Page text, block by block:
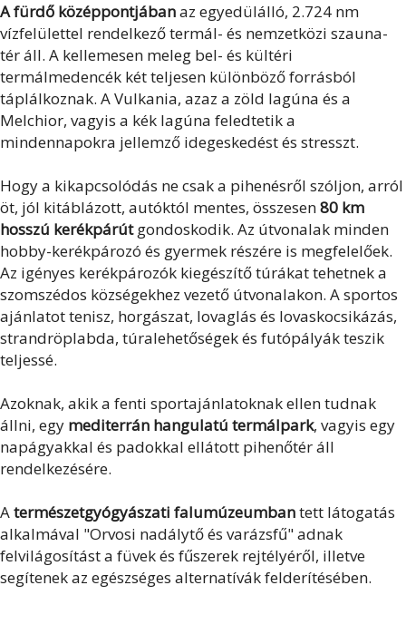
A fürdő középpontjábanaz egyedülálló, 2.724 nm
vízfelülettel rendelkező termál- és nemzetközi szauna-
tér áll. A kellemesen meleg bel- és kültéri
termálmedencék két teljesen különböző forrásból
táplálkoznak. A Vulkania, azaz a zöld lagúna és a
Melchior, vagyis a kék lagúna feledtetik a
mindennapokra jellemző idegeskedést és stresszt.
Hogy a kikapcsolódás ne csak a pihenésről szóljon, arról
öt, jól kitáblázott, autóktól mentes, összesen80 km
hosszú kerékpárútgondoskodik. Az útvonalak minden
hobby-kerékpározó és gyermek részére is megfelelőek.
Az igényes kerékpározók kiegészítő túrákat tehetnek a
szomszédos községekhez vezető útvonalakon. A sportos
ajánlatot tenisz, horgászat, lovaglás és lovaskocsikázás,
strandröplabda, túralehetőségek és futópályák teszik
teljessé.
Azoknak, akik a fenti sportajánlatoknak ellen tudnak
állni, egy mediterrán hangulatú termálpark, vagyis egy
napágyakkal és padokkal ellátott pihenőtér áll
rendelkezésére.
Atermészetgyógyászati falumúzeumbantett látogatás
alkalmával "Orvosi nadálytő és varázsfű" adnak
felvilágosítást a füvek és fűszerek rejtélyéről, illetve
segítenek az egészséges alternatívák felderítésében.